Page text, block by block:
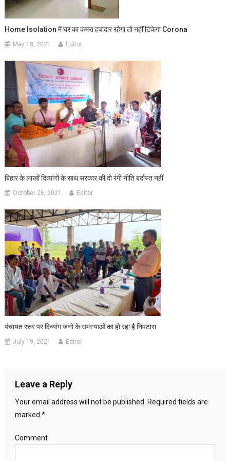
Home Isolation में घर का कमरा हवादार रहेगा तो नहीं टिकेगा Corona
May 18, 2021 Editor
बिहार के लाखों दिव्यांगों के साथ सरकार की दो रंगी नीति बर्दास्त नहीं
October 26, 2021 Editor
पंचायत स्तर पर दिव्यांग जनों के समस्याओं का हो रहा है निपटारा
July 19, 2021 Editor
Leave a Reply
Your email address will not be published.
Required fields are
marked *
Comment